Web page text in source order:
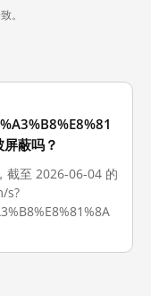
。
蔽吗？
截至 2026-06-04 的
s?